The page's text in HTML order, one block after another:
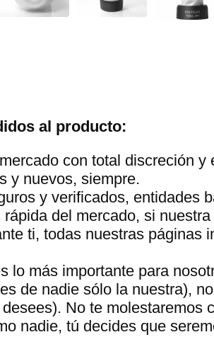
al producto:
con total discreción y
y nuevos, siempre.
y verificados, entidades
del mercado, si
ti, todas nuestras páginas
lo más importante para
de nadie sólo la nuestra),
No te molestaremos
nadie, tú decides que